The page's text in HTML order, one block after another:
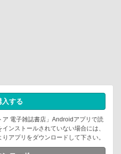
入する
電子雑誌書店」Androidアプリで読
ンストールされていない場合には、
アプリをダウンロードして下さい。